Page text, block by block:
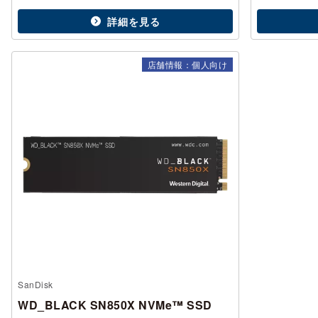
詳細を見る
店舗情報：個人向け
SanDisk
WD_BLACK SN850X NVMe™ SSD